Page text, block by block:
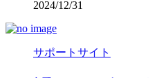
2024/12/31
サポートサイト